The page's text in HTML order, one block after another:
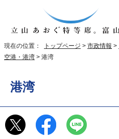
現在の位置： トップページ > 市政情報 >
空港・港湾 > 港湾
港湾